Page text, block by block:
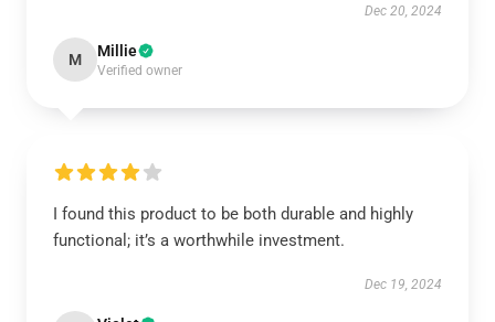
Dec 20, 2024
M Millie
Verified owner
I found this product to be both durable and highly
functional; it’s a worthwhile investment.
Dec 19, 2024